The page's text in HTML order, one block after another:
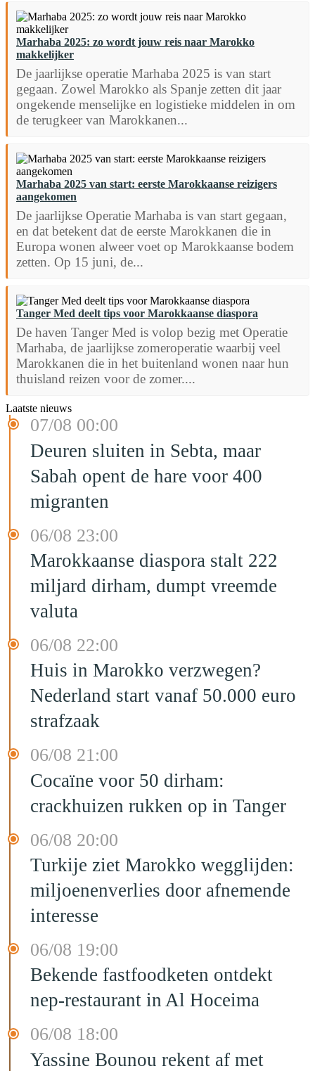
Marhaba 2025: zo wordt jouw reis naar Marokko
makkelijker
De jaarlijkse operatie Marhaba 2025 is van start
gegaan. Zowel Marokko als Spanje zetten dit jaar
ongekende menselijke en logistieke middelen in om
de terugkeer van Marokkanen...
Marhaba 2025 van start: eerste Marokkaanse reizigers
aangekomen
De jaarlijkse Operatie Marhaba is van start gegaan,
en dat betekent dat de eerste Marokkanen die in
Europa wonen alweer voet op Marokkaanse bodem
zetten. Op 15 juni, de...
Tanger Med deelt tips voor Marokkaanse diaspora
De haven Tanger Med is volop bezig met Operatie
Marhaba, de jaarlijkse zomeroperatie waarbij veel
Marokkanen die in het buitenland wonen naar hun
thuisland reizen voor de zomer....
Laatste nieuws
07/08 00:00
Deuren sluiten in Sebta, maar
Sabah opent de hare voor 400
migranten
06/08 23:00
Marokkaanse diaspora stalt 222
miljard dirham, dumpt vreemde
valuta
06/08 22:00
Huis in Marokko verzwegen?
Nederland start vanaf 50.000 euro
strafzaak
06/08 21:00
Cocaïne voor 50 dirham:
crackhuizen rukken op in Tanger
06/08 20:00
Turkije ziet Marokko wegglijden:
miljoenenverlies door afnemende
interesse
06/08 19:00
Bekende fastfoodketen ontdekt
nep-restaurant in Al Hoceima
06/08 18:00
Yassine Bounou rekent af met